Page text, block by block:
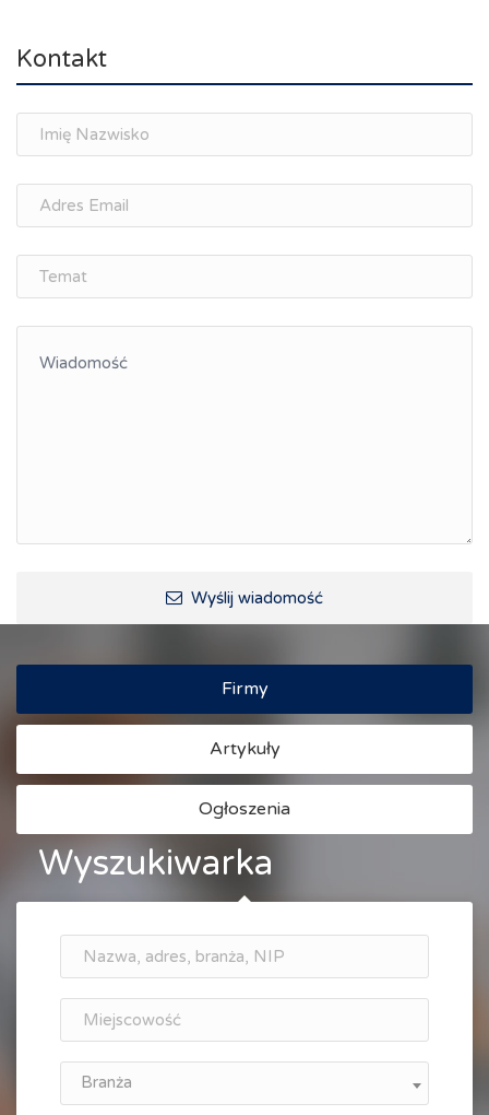
Spotkania branżowe
osobisty
Memorandum Gospodarcze PL-CZ
Śląskie Porozumienie Gospodarcze
ŚLĄSK.ONLINE
Integracja
Kontakt
Wyślij wiadomość
Firmy
Artykuły
Ogłoszenia
Wyszukiwarka
Branża